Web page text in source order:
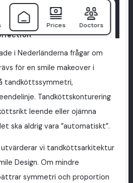
i Nederländerna frågar om
för en smile makeover i
tandköttssymmetri,
Tandköttskonturering
leende eller ojämna
ska aldrig vara ”automatiskt”.
utvärderar vi tandköttsarkitektur
Design. Om mindre
symmetri och proportion